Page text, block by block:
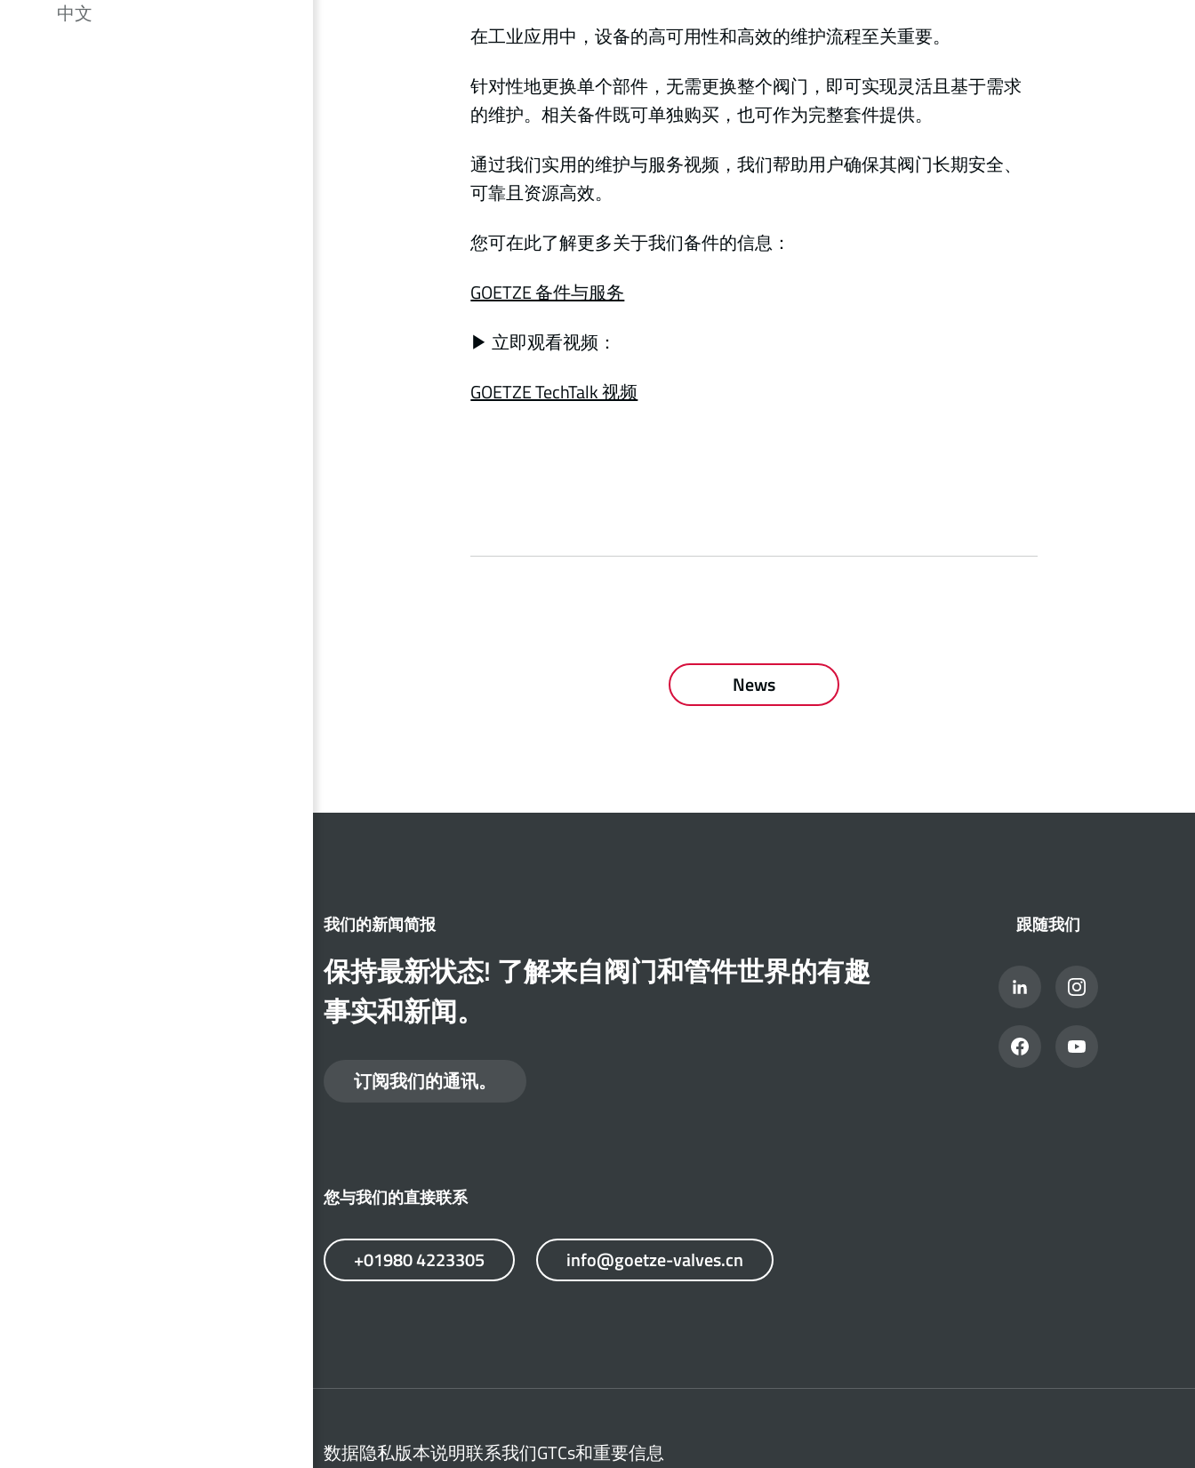
中文
在工业应用中，设备的高可用性和高效的维护流程至关重要。
针对性地更换单个部件，无需更换整个阀门，即可实现灵活且基于需求
的维护。相关备件既可单独购买，也可作为完整套件提供。
通过我们实用的维护与服务视频，我们帮助用户确保其阀门长期安全、
可靠且资源高效。
您可在此了解更多关于我们备件的信息：
GOETZE 备件与服务
▶ 立即观看视频：
GOETZE TechTalk 视频
News
我们的新闻简报
保持最新状态! 了解来自阀门和管件世界的有趣
事实和新闻。
订阅我们的通讯。
您与我们的直接联系
+01980 4223305 info@goetze-valves.cn
跟随我们
数据隐私版本说明联系我们GTCs和重要信息